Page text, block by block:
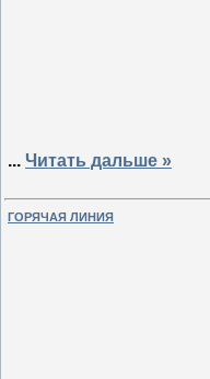
... Читать дальше »
ГОРЯЧАЯ ЛИНИЯ